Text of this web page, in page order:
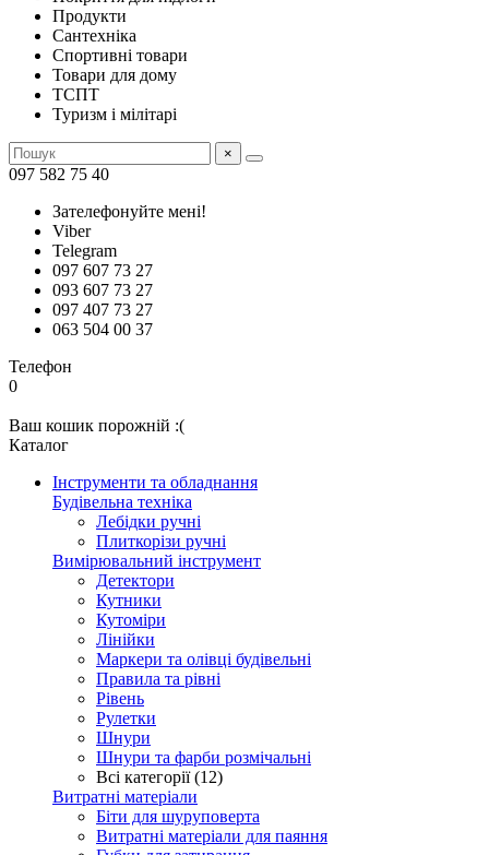
Продукти
Сантехніка
Спортивні товари
Товари для дому
ТСПТ
Туризм і мілітарі
×
097 582 75 40
Зателефонуйте мені!
Viber
Telegram
097 607 73 27
093 607 73 27
097 407 73 27
063 504 00 37
Телефон
0
Ваш кошик порожній :(
Каталог
Інструменти та обладнання
Будівельна техніка
Лебідки ручні
Плиткорізи ручні
Вимірювальний інструмент
Детектори
Кутники
Кутоміри
Лінійки
Маркери та олівці будівельні
Правила та рівні
Рівень
Рулетки
Шнури
Шнури та фарби розмічальні
Всі категорії (12)
Витратні матеріали
Біти для шуруповерта
Витратні матеріали для паяння